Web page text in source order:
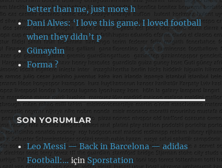
better than me, just more h
Dani Alves: ‘I love this game. I loved football
when they didn’t p
Günaydın
Forma ?
SON YORUMLAR
Leo Messi — Back in Barcelona — adidas
Football:…için Sporstation